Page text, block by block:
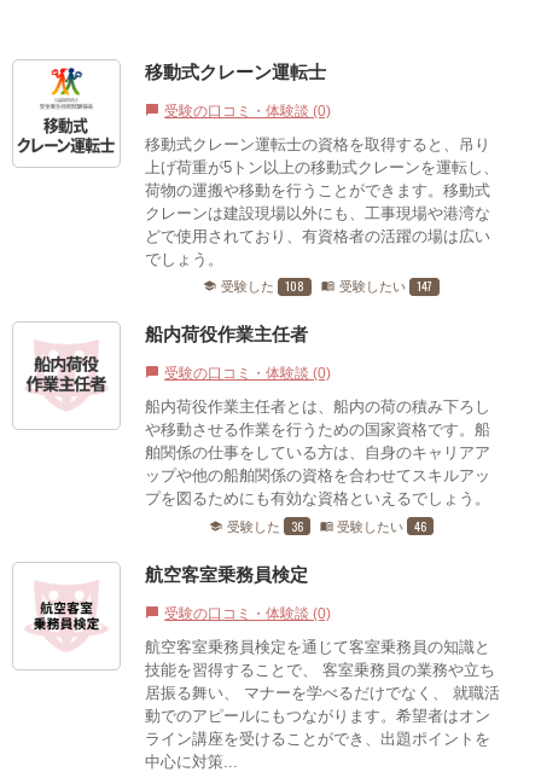
移動式クレーン運転士
chat_bubble 受験の口コミ・体験談 (0)
移動式クレーン運転士の資格を取得すると、吊り
上げ荷重が5トン以上の移動式クレーンを運転し、
荷物の運搬や移動を行うことができます。移動式
クレーンは建設現場以外にも、工事現場や港湾な
どで使用されており、有資格者の活躍の場は広い
でしょう。
school 受験した 108 menu_book 受験したい 147
船内荷役作業主任者
chat_bubble 受験の口コミ・体験談 (0)
船内荷役作業主任者とは、船内の荷の積み下ろし
や移動させる作業を行うための国家資格です。船
舶関係の仕事をしている方は、自身のキャリアア
ップや他の船舶関係の資格を合わせてスキルアッ
プを図るためにも有効な資格といえるでしょう。
school 受験した 36 menu_book 受験したい 46
航空客室乗務員検定
chat_bubble 受験の口コミ・体験談 (0)
航空客室乗務員検定を通じて客室乗務員の知識と
技能を習得することで、 客室乗務員の業務や立ち
居振る舞い、 マナーを学べるだけでなく、 就職活
動でのアピールにもつながります。希望者はオン
ライン講座を受けることができ、出題ポイントを
中心に対策...